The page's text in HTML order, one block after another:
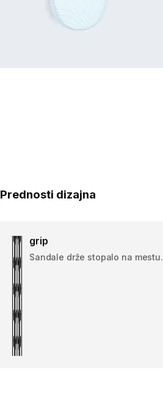
Prednosti dizajna
grip
Sandale drže stopalo na mestu.